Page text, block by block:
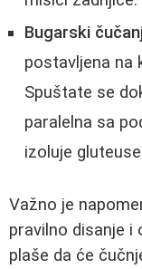
Bugarski
postavljena na
Spuštate se
paralelna sa
izoluje
Važno je
pravilno disanje i
plaše da će